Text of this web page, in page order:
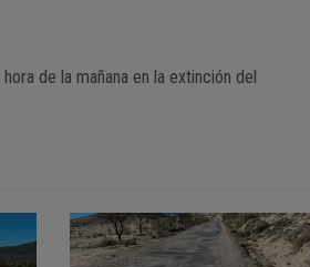
de la mañana en la extinción del